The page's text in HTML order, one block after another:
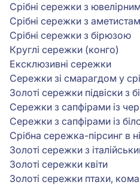
Срібні сережки з
Срібні сережки з
Срібні сережки з бірюзою
Круглі сережки (конго)
Ексклюзивні сережки
Сережки зі смарагдом у
Золоті сережки підвіски з
Сережки з сапфірами із
Сережки з сапфірами із
Срібна сережка-пірсинг в
Золоті сережки з
Золоті сережки квіти
Золоті сережки птахи,